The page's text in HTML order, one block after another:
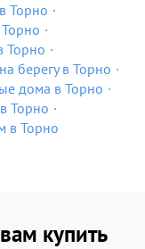
Торно
Торно
берегу в Торно
дома в Торно
Торно
в Торно
купить